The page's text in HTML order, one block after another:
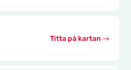
Titta på kartan